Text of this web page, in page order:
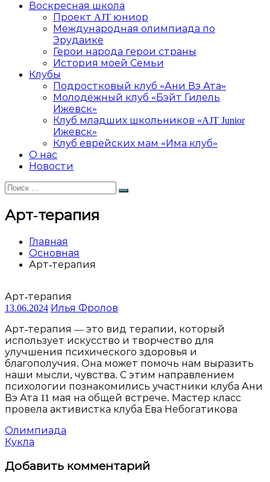
Воскресная школа
Проект AJT юниор
Международная олимпиада по
Эрудаике
Герои народа герои страны
История моей Семьи
Клубы
Подростковый клуб «Ани Вэ Ата»
Молодёжный клуб «Бэйт Гилель
Ижевск»
Клуб младших школьников «AJT Junior
Ижевск»
Клуб еврейских мам «Има клуб»
О нас
Новости
Искать:
Поиск
Арт-терапия
Главная
Основная
Арт-терапия
Арт-терапия
13.06.2024 Илья Фролов
Арт-терапия — это вид терапии, который
использует искусство и творчество для
улучшения психического здоровья и
благополучия. Она может помочь нам выразить
наши мысли, чувства. С этим направлением
психологии познакомились участники клуба Ани
Вэ Ата 11 мая на общей встрече. Мастер класс
провела активистка клуба Ева Небогатикова
Навигация
по
записям
Олимпиада
Кукла
Добавить комментарий